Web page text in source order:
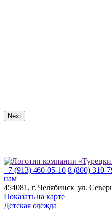
Next
+7 (913) 460-05-10 8 (800) 310-
нам
454081 , г. Челябинск, ул.
Показать на карте
Детская одежда